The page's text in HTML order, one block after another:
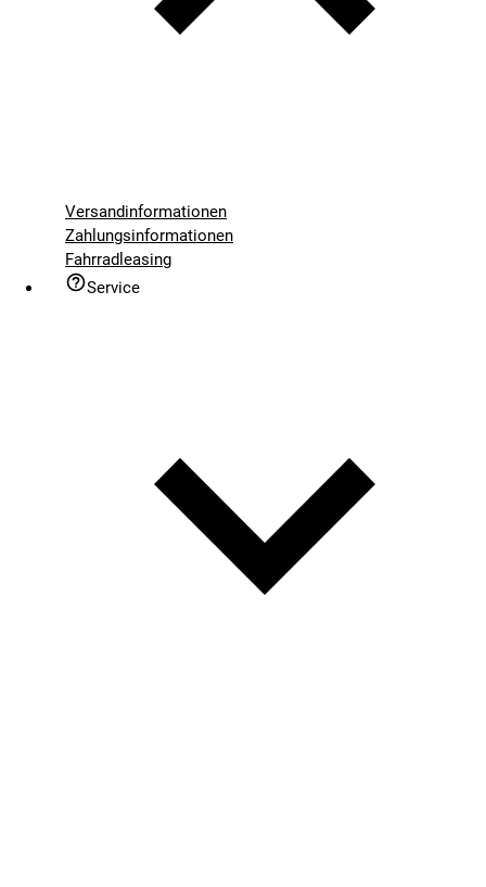
Versandinformationen
Zahlungsinformationen
Fahrradleasing
Service